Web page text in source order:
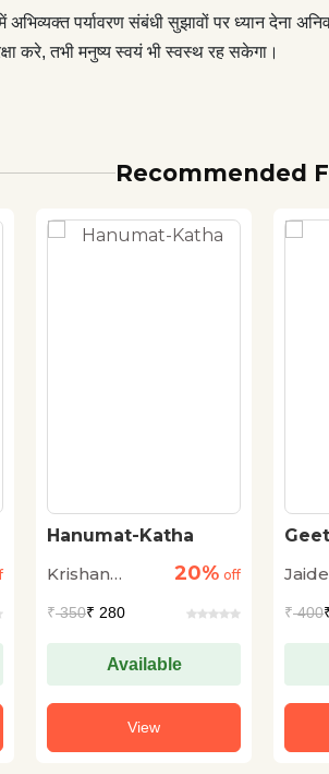
अभिव्यक्त पर्यावरण संबंधी सुझावों पर ध्यान देना
करे, तभी मनुष्य स्वयं भी स्वस्थ रह सकेगा।
Recommended
Hanumat-Katha
Krishan
20% off
₹350₹ 280
Available
View
₹400